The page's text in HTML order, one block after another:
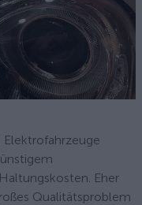
Elektrofahrzeuge
Eher
Qualitätsproblem